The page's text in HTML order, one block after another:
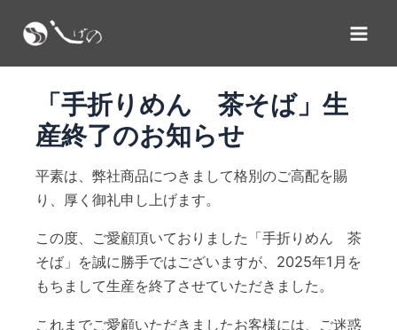
「手折りめん 茶そば」生
産終了のお知らせ
平素は、弊社商品につきまして格別のご高配を賜
り、厚く御礼申し上げます。
この度、ご愛顧頂いておりました「手折りめん 茶
そば」を誠に勝手ではございますが、2025年1月を
もちまして生産を終了させていただきました。
これまでご愛顧いただきましたお客様には、ご迷惑
稿